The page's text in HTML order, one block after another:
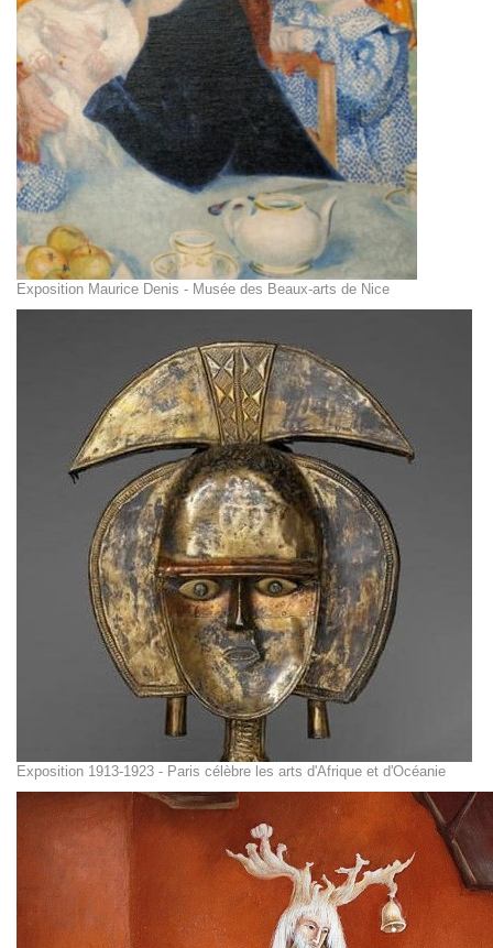
Exposition Maurice Denis - Musée des Beaux-arts de Nice
Exposition 1913-1923 - Paris célèbre les arts d'Afrique et d'Océanie